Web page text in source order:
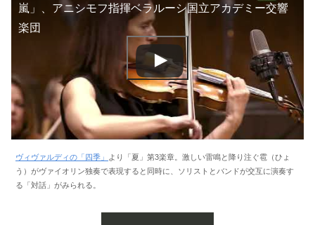
嵐」、アニシモフ指揮ベラルーシ国立アカデミー交響
楽団
ヴィヴァルディの「四季」
より「夏」第3楽章。激しい雷鳴と降り注ぐ雹（ひょ
う）がヴァイオリン独奏で表現すると同時に、ソリストとバンドが交互に演奏す
る「対話」がみられる。